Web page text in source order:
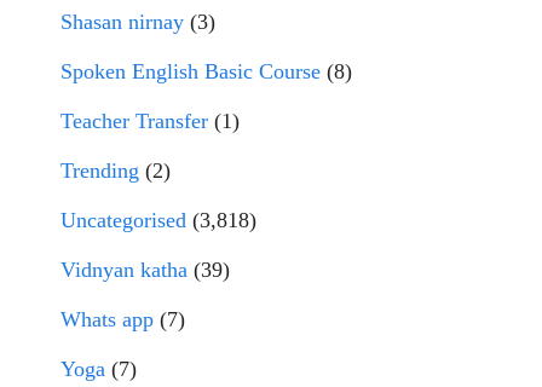
Shasan nirnay (3)
Spoken English Basic Course (8)
Teacher Transfer (1)
Trending (2)
Uncategorised (3,818)
Vidnyan katha (39)
Whats app (7)
Yoga (7)